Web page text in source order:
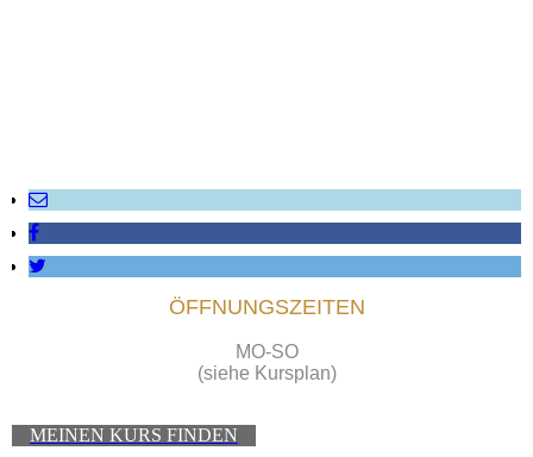
ÖFFNUNGSZEITEN
MO-SO
(siehe Kursplan)
MEINEN KURS FINDEN